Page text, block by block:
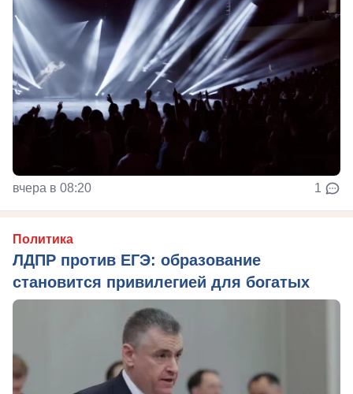
вчера в 08:20 1
Политика
ЛДПР против ЕГЭ: образование
становится привилегией для богатых